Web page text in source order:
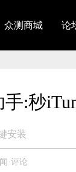
众测商城 论
:秒
安装
·评论